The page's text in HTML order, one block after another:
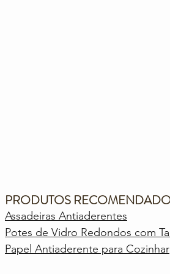
PRODUTOS
Assadeiras Antiaderentes
Potes de Vidro Redondos com
Papel Antiaderente para Cozinhar